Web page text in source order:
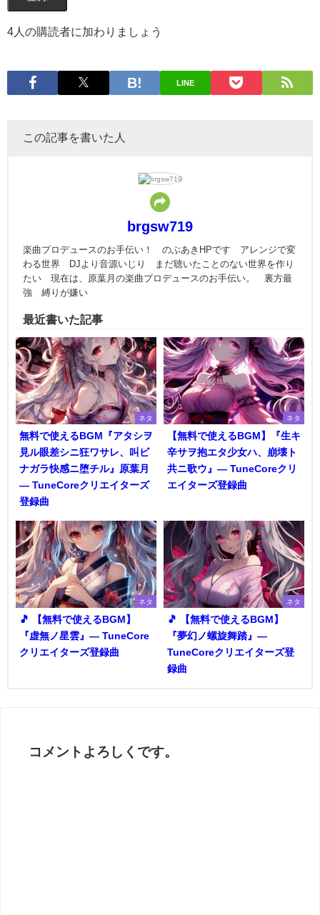
4人の購読者に加わりましょう
LINE
この記事を書いた人
brgsw719
楽曲プロデュースのお手伝い！ のぶあきHPです アレンジで変
わる世界 DJより音源いじり まだ聴いたことのない世界を作り
たい 現在は、原葉月の楽曲プロデュースのお手伝い。 裏方最
強 縛りが嫌い
最近書いた記事
ネタ
無料で使えるBGM『アタシヲ
見ル眼差シニ狂ワサレ、叫ビ
ナガラ快感ニ堕チル』原葉月
― TuneCoreクリエイターズ
登録曲
ネタ
【無料で使えるBGM】『生キ
辛サヲ抱エタ少女ハ、崩壊ト
共ニ歌ウ』― TuneCoreクリ
エイターズ登録曲
ネタ
🎵 【無料で使えるBGM】
『虚無ノ星雲』― TuneCore
クリエイターズ登録曲
ネタ
🎵 【無料で使えるBGM】
『夢幻ノ螺旋舞踏』―
TuneCoreクリエイターズ登
録曲
コメントよろしくです。